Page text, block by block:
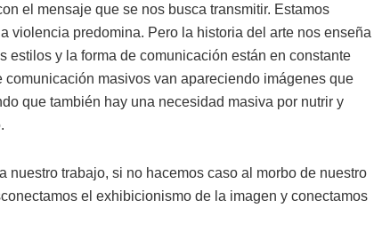
el mensaje que se nos busca transmitir. Estamos
violencia predomina. Pero la historia del arte nos enseña
estilos y la forma de comunicación están en constante
masivos van apareciendo imágenes que
que también hay una necesidad masiva por nutrir y
trabajo, si no hacemos caso al morbo de nuestro
el exhibicionismo de la imagen y conectamos